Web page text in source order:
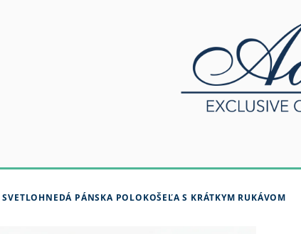
SVETLOHNEDÁ PÁNSKA POLOKOŠEĽA S KRÁTKYM RUKÁVOM